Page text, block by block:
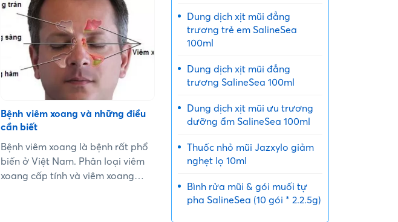
viêm xoang cấp nhanh chóng và
an toàn nhất, để giúp bạn giảm
nhanh triệu chứng bệnh và phục
hồi sức khỏe nhanh chóng. Hãy
cùng tìm hiểu nhé!...
Bệnh viêm xoang và những điều
cần biết
Bệnh viêm xoang là bệnh rất phổ
biến ở Việt Nam. Phân loại viêm
xoang cấp tính và viêm xoang
Dung dịch xịt mũi đẳng
trương trẻ em SalineSea
100ml
Dung dịch xịt mũi đẳng
trương SalineSea 100ml
Dung dịch xịt mũi ưu trương
dưỡng ẩm SalineSea 100ml
Thuốc nhỏ mũi Jazxylo giảm
nghẹt lọ 10ml
Bình rửa mũi & gói muối tự
pha SalineSea (10 gói * 2.2.5g)